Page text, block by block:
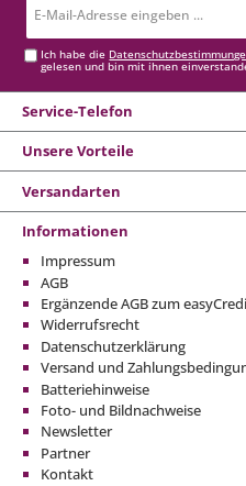
Mail-
Ich habe die
gelesen und bin mit ihnen
Service-Telefon
Unsere Vorteile
Versandarten
Informationen
Impressum
AGB
Ergänzende AGB zum
Widerrufsrecht
Datenschutzerklärung
Versand und
Batteriehinweise
Foto- und Bildnachweise
Newsletter
Partner
Kontakt